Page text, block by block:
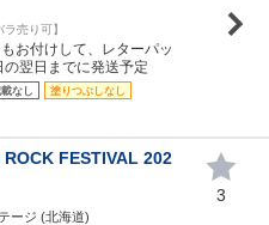
売り可】
お付けして、レターパッ
翌日までに発送予定
なし
塗りつぶしなし
ROCK FESTIVAL 202
ージ (北海道)
3